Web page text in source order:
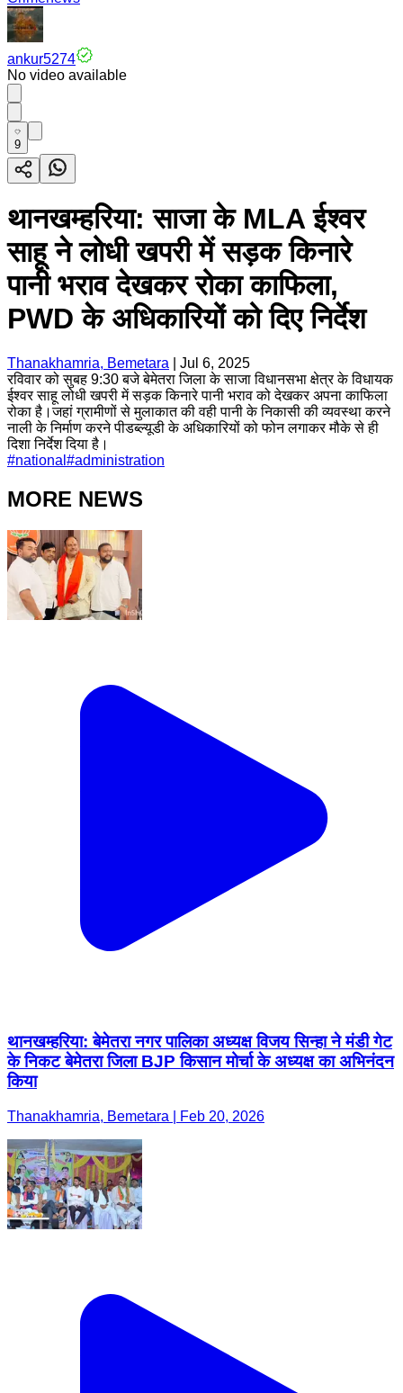
ankur5274
No video available
9
थानखम्हरिया: साजा के MLA ईश्वर
साहू ने लोधी खपरी में सड़क किनारे
पानी भराव देखकर रोका काफिला,
PWD के अधिकारियों को दिए निर्देश
Thanakhamria, Bemetara
Jul 6, 2025
रविवार को सुबह 9:30 बजे बेमेतरा जिला के साजा विधानसभा क्षेत्र के विधायक
ईश्वर साहू लोधी खपरी में सड़क किनारे पानी भराव को देखकर अपना काफिला
रोका है।जहां ग्रामीणों से मुलाकात की वही पानी के निकासी की व्यवस्था करने
नाली के निर्माण करने पीडब्ल्यूडी के अधिकारियों को फोन लगाकर मौके से ही
दिशा निर्देश दिया है।
#national #administration
MORE NEWS
थानखम्हरिया: बेमेतरा नगर पालिका अध्यक्ष विजय सिन्हा ने मंडी गेट
के निकट बेमेतरा जिला BJP किसान मोर्चा के अध्यक्ष का अभिनंदन
किया
Thanakhamria, Bemetara | Feb 20, 2026